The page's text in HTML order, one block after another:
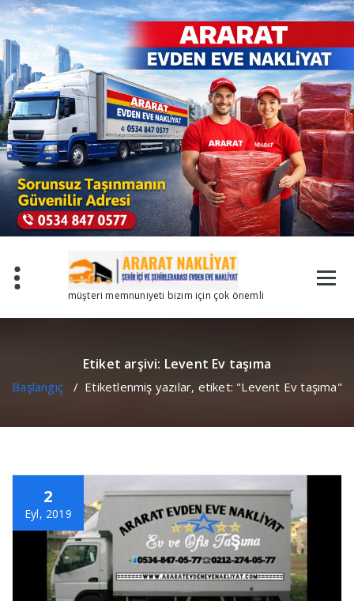
İçeriğe
geç
müşteri memnuniyeti bizim için çok önemli
Etiket arşivi: Levent Ev taşıma
Başlangıç / Etiketlenmiş yazılar, etiket: "Levent Ev taşıma"
2
Eyl, 2019